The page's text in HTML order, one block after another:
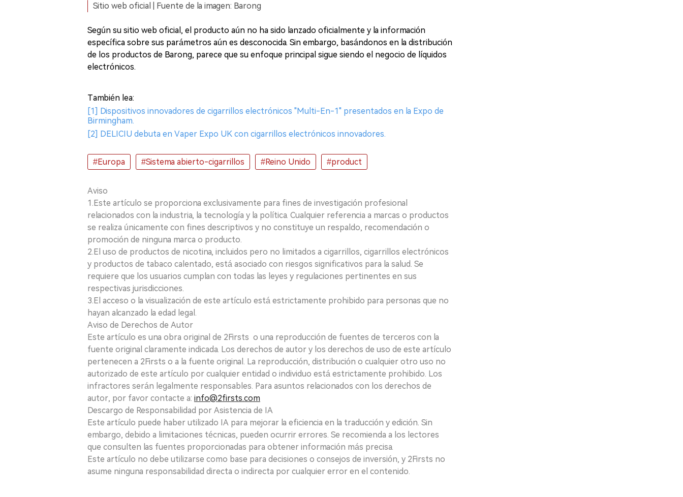
Sitio web oficial | Fuente de la imagen: Barong
Según su sitio web oficial, el producto aún no ha sido lanzado oficialmente y la información
específica sobre sus parámetros aún es desconocida. Sin embargo, basándonos en la distribución
de los productos de Barong, parece que su enfoque principal sigue siendo el negocio de líquidos
electrónicos.
También lea:
[1] Dispositivos innovadores de cigarrillos electrónicos "Multi-En-1" presentados en la Expo de
Birmingham.
[2] DELICIU debuta en Vaper Expo UK con cigarrillos electrónicos innovadores.
#Europa #Sistema abierto-cigarrillos #Reino Unido #product
Aviso
1.Este artículo se proporciona exclusivamente para fines de investigación profesional
relacionados con la industria, la tecnología y la política. Cualquier referencia a marcas o productos
se realiza únicamente con fines descriptivos y no constituye un respaldo, recomendación o
promoción de ninguna marca o producto.
2.El uso de productos de nicotina, incluidos pero no limitados a cigarrillos, cigarrillos electrónicos
y productos de tabaco calentado, está asociado con riesgos significativos para la salud. Se
requiere que los usuarios cumplan con todas las leyes y regulaciones pertinentes en sus
respectivas jurisdicciones.
3.El acceso o la visualización de este artículo está estrictamente prohibido para personas que no
hayan alcanzado la edad legal.
Aviso de Derechos de Autor
Este artículo es una obra original de 2Firsts o una reproducción de fuentes de terceros con la
fuente original claramente indicada. Los derechos de autor y los derechos de uso de este artículo
pertenecen a 2Firsts o a la fuente original. La reproducción, distribución o cualquier otro uso no
autorizado de este artículo por cualquier entidad o individuo está estrictamente prohibido. Los
infractores serán legalmente responsables. Para asuntos relacionados con los derechos de
autor, por favor contacte a: info@2firsts.com
Descargo de Responsabilidad por Asistencia de IA
Este artículo puede haber utilizado IA para mejorar la eficiencia en la traducción y edición. Sin
embargo, debido a limitaciones técnicas, pueden ocurrir errores. Se recomienda a los lectores
que consulten las fuentes proporcionadas para obtener información más precisa.
Este artículo no debe utilizarse como base para decisiones o consejos de inversión, y 2Firsts no
asume ninguna responsabilidad directa o indirecta por cualquier error en el contenido.